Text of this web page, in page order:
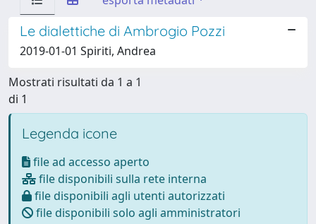
Le dialettiche di Ambrogio Pozzi
2019-01-01 Spiriti, Andrea
Mostrati risultati da 1 a 1
di 1
Legenda icone
file ad accesso aperto
file disponibili sulla rete interna
file disponibili agli utenti autorizzati
file disponibili solo agli amministratori